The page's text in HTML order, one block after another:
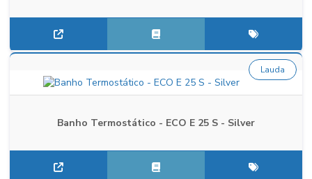
Banho Termostático - ECO E 25 S - Silver
Lauda